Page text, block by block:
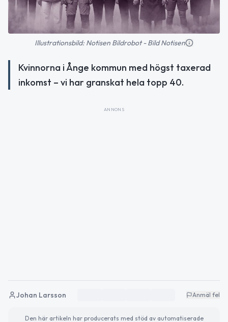
Illustrationsbild: Notisen Bildrobot - Bild Notisen
Kvinnorna i Ånge kommun med högst taxerad
inkomst – vi har granskat hela topp 40.
ANNONS
Johan Larsson Anmäl fel
Den här artikeln har producerats med stöd av automatiserade